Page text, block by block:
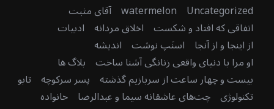
Uncategorized
watermelon آقای مثبت
اتفاقی که افتاد و شکست اخلاق مردانه ادبیات
از اینجا و از آنجا اسنَپ نوشت اندیشه
او مرا با دنیای واقعی زنانگی آشنا ساخت بلاگ ها
بیست و چهار ساعت از سربازیم گذشته پسر سرکوچه تابو
تکنولوژی چت‌های عاشقانه سیما و عبدالرضا خانواده